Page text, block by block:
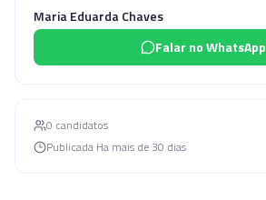
Maria Eduarda Chaves
Falar no WhatsApp
0 candidatos
Publicada Ha mais de 30 dias